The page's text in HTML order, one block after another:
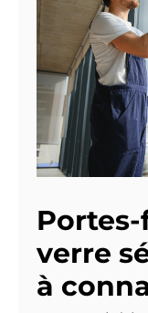
verre
à